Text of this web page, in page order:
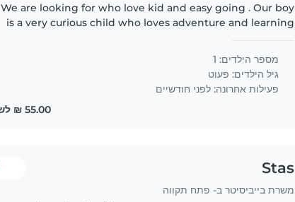
We are looking for who love kid and easy going . Our boy
is a very curious child who loves adventure and learning
quite stubborn..
מספר הילדים: 1
גיל הילדים: פעוט
פעילות אחרונה: לפני חודשיים
Stas
משרת בייביסיטר ב- פתח תקווה